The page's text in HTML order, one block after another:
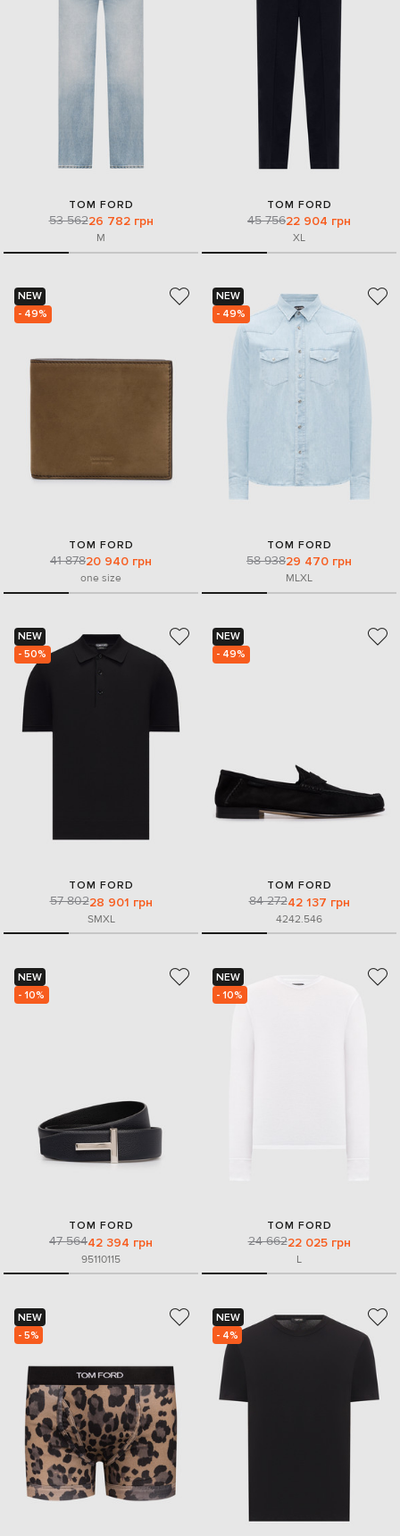
TOM FORD
53 56226 782 грн
M
TOM FORD
45 75622 904 грн
XL
NEW
- 49%
TOM FORD
41 87820 940 грн
one size
NEW
- 49%
TOM FORD
58 93829 470 грн
MLXL
NEW
- 50%
TOM FORD
57 80228 901 грн
SMXL
NEW
- 49%
TOM FORD
84 27242 137 грн
4242.546
NEW
- 10%
TOM FORD
47 56442 394 грн
95110115
NEW
- 10%
TOM FORD
24 66222 025 грн
L
NEW
- 5%
NEW
- 4%